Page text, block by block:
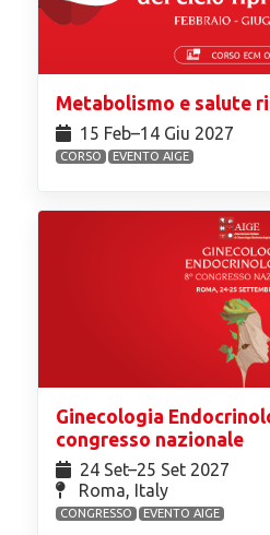
Metabolismo e salute
15 Feb⁠–14 Giu 2027
CORSO EVENTO AIGE
Ginecologia
congresso nazionale
24 Set⁠–25 Set 2027
Roma, Italy
CONGRESSO EVENTO AIGE